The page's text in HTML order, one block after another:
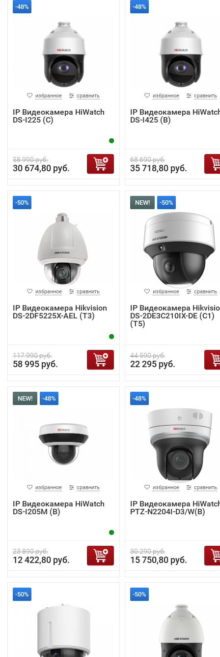
-48%
избранное сравнить
IP Видеокамера HiWatch
DS-I225 (С)
58 990 руб.
30 674,80 руб.
-48%
избранное сравнить
IP Видеокамера
DS-I425 (B)
68 690 руб.
35 718,80 руб.
-50%
избранное сравнить
IP Видеокамера Hikvision
DS-2DF5225X-AEL (T3)
117 990 руб.
58 995 руб.
NEW! -50%
избранное сравнить
IP Видеокамера
DS-2DE3C210IX-DE (C1)
(T5)
44 590 руб.
22 295 руб.
NEW! -48%
избранное сравнить
IP Видеокамера HiWatch
DS-I205M (B)
23 890 руб.
12 422,80 руб.
-48%
избранное сравнить
IP Видеокамера
PTZ-N2204I-D3/W(B)
30 290 руб.
15 750,80 руб.
-50% -50%